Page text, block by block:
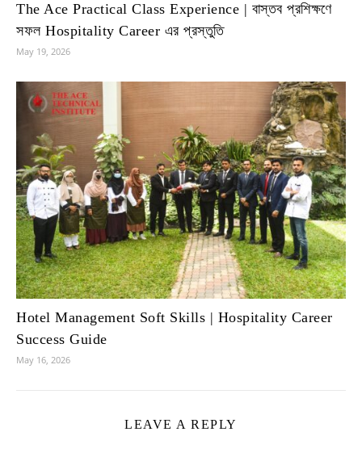
The Ace Practical Class Experience | বাস্তব প্রশিক্ষণে
সফল Hospitality Career এর প্রস্তুতি
May 19, 2026
Hotel Management Soft Skills | Hospitality Career
Success Guide
May 16, 2026
LEAVE A REPLY